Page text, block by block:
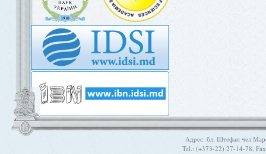
Aдрес: бл. Штефан чел
Tel.: (+373-22) 27-14-78,